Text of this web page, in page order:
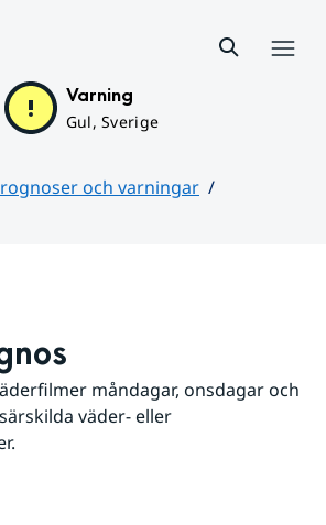
Varning
Gul, Sverige
och varningar
måndagar, onsdagar och
väder- eller